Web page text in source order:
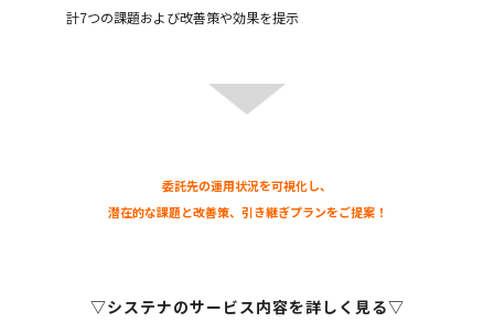
計7つの課題および改善策や効果を提示
委託先の運用状況を可視化し、
潜在的な課題と改善策、引き継ぎプランをご提案！
▽システナのサービス内容を詳しく見る▽